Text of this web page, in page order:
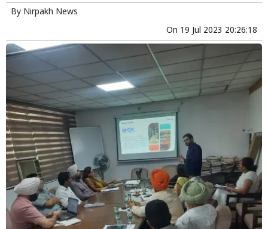
By Nirpakh News
On 19 Jul 2023 20:26:18